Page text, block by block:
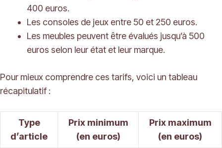
400 euros.
Les consoles de jeux entre 50 et 250 euros.
Les meubles peuvent être évalués jusqu’à 500
euros selon leur état et leur marque.
Pour mieux comprendre ces tarifs, voici un tableau
récapitulatif :
Type
d’article
Prix minimum
(en euros)
Prix maximum
(en euros)